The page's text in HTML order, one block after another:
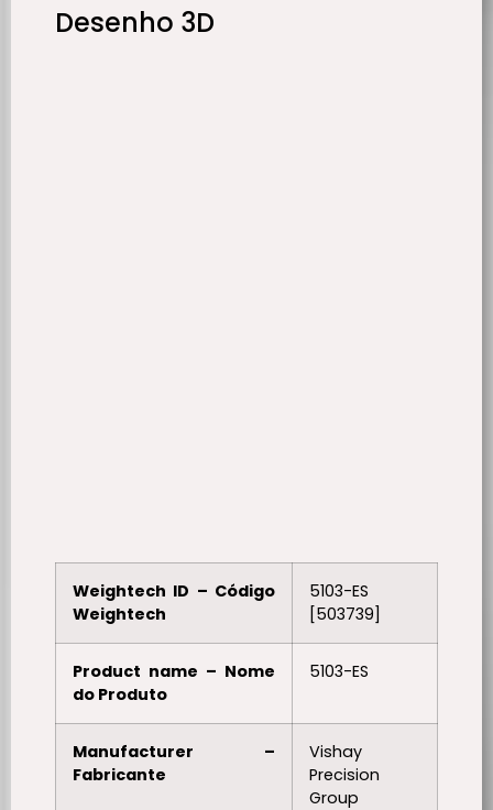
Desenho 3D
Weightech ID – Código
Weightech
5103-ES
[503739]
Product name – Nome
do Produto
5103-ES
Manufacturer –
Fabricante
Vishay
Precision
Group